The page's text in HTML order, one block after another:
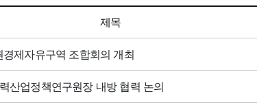
제목
제자유구역 조합회의 개최
산업정책연구원장 내방 협력 논의